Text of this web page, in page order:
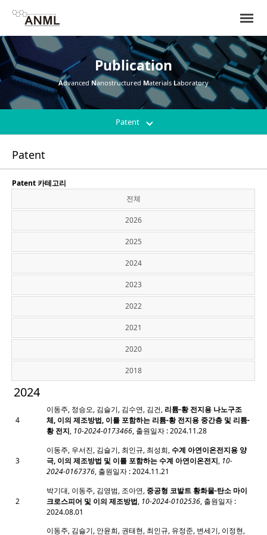
AdvancedNanostructured Materials Laboratory
Publication
Patent
Patent
Patent 카테고리
전체
2026
2025
2024
2023
2022
2021
2020
2018
2024
4
이동주, 정승오, 김슬기, 김수연, 김건, 리튬-황 전지용 나노구조
체, 이의 제조방법, 이를 포함하는 리튬-황 전지용 중간층 및 리튬-
황 전지, 10-2024-0173466, 출원일자 : 2024.11.28
3
이동주, 우서진, 김슬기, 최인규, 최성희, 수계 아연이온전지용 양
극, 이의 제조방법 및 이를 포함하는 수계 아연이온전지, 10-
2024-0167376, 출원일자 : 2024.11.21
2
박기대, 이동주, 김영범, 조아연, 중공형 코발트 황화물-탄소 마이
크로스피어 및 이의 제조방법, 10-2024-0102536, 출원일자 :
2024.08.01
이동주, 김슬기, 안윤희, 권태현, 최인규, 유정준, 변세기, 이정현,